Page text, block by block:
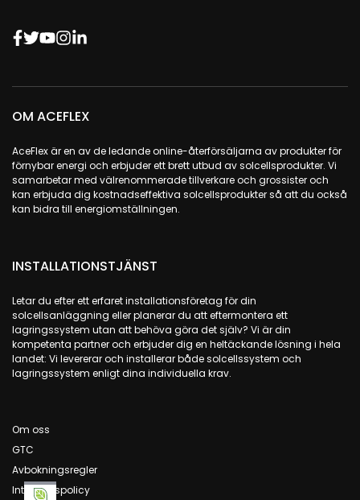
OM ACEFLEX
AceFlex är en av de ledande online-återförsäljarna av produkter för
förnybar energi och erbjuder ett brett utbud av solcellsprodukter. Vi
samarbetar med välrenommerade tillverkare och grossister och
kan erbjuda dig kostnadseffektiva solcellsprodukter så att du också
kan bidra till energiomställningen.
INSTALLATIONSTJÄNST
Letar du efter ett erfaret installationsföretag för din
solcellsanläggning eller planerar du att eftermontera ett
lagringssystem utan att behöva göra det själv? Vi är din
kompetenta partner och erbjuder dig en heltäckande lösning i hela
landet: Vi levererar och installerar både solcellssystem och
lagringssystem enligt dina individuella krav.
Om oss
GTC
Avbokningsregler
Integritetspolicy